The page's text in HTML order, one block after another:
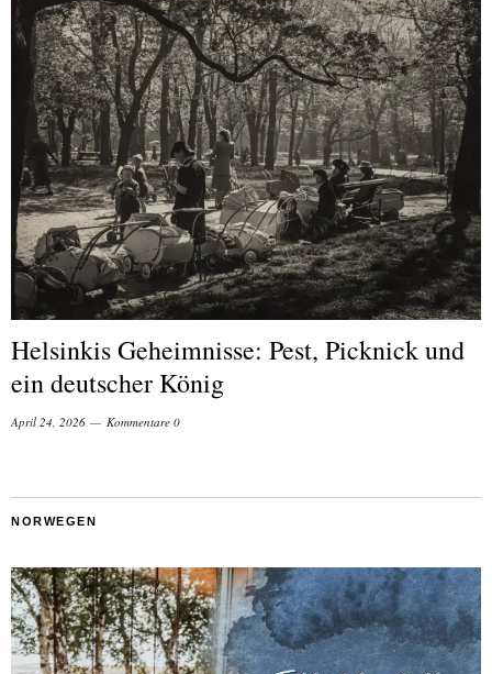
Helsinkis Geheimnisse: Pest, Picknick und
ein deutscher König
April 24, 2026 Kommentare 0
NORWEGEN